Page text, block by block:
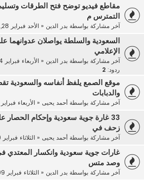
مقاطع فيديو توضح فتح الطرقات وتسليم
التمترس م
آخر مشاركة بواسطة بدر الدين« الأحد فبراير 28, 2010 5:31 pm
السعودية والسلطة يواصلان عدوانهما
الإعلامي
آخر مشاركة بواسطة بدر الدين« الأربعاء فبراير 24, 2010 4:10 pm
ردود: 2
موقع الصمع يلفظ أنفاسه والسعودية
والدبابات
آخر مشاركة بواسطة أحمد يحيى « الأربعاء فبراير 10, 2010 5:46 pm
33 غارة جوية سعودية وإحكام الحصار
زحف في
آخر مشاركة بواسطة أحمد يحيى « الثلاثاء فبراير 09, 2010 6:47 pm
غارات جوية سعودية وانكسار المعتدي
وصد متس
آخر مشاركة بواسطة بدر الدين« الثلاثاء فبراير 09, 2010 5:18 pm